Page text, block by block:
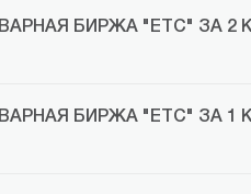
БИРЖА "ЕТС" ЗА 2
БИРЖА "ЕТС" ЗА 1